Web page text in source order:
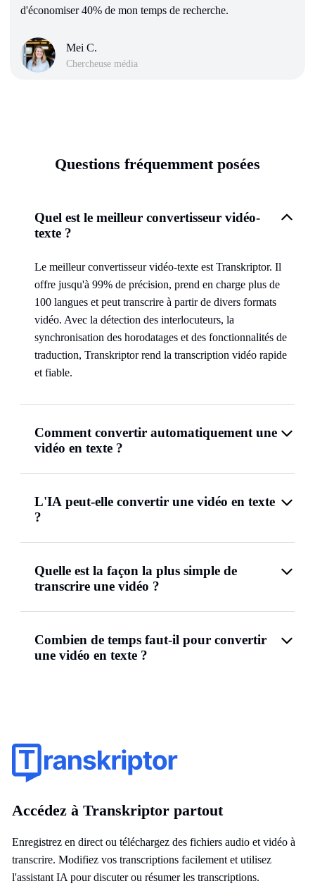
d'économiser 40% de mon temps de recherche.
Mei C.
Chercheuse média
Questions fréquemment posées
Quel est le meilleur convertisseur vidéo-
texte ?
Le meilleur convertisseur vidéo-texte est Transkriptor. Il
offre jusqu'à 99% de précision, prend en charge plus de
100 langues et peut transcrire à partir de divers formats
vidéo. Avec la détection des interlocuteurs, la
synchronisation des horodatages et des fonctionnalités de
traduction, Transkriptor rend la transcription vidéo rapide
et fiable.
Comment convertir automatiquement une
vidéo en texte ?
L'IA peut-elle convertir une vidéo en texte
?
Quelle est la façon la plus simple de
transcrire une vidéo ?
Combien de temps faut-il pour convertir
une vidéo en texte ?
Accédez à Transkriptor partout
Enregistrez en direct ou téléchargez des fichiers audio et vidéo à
transcrire. Modifiez vos transcriptions facilement et utilisez
l'assistant IA pour discuter ou résumer les transcriptions.